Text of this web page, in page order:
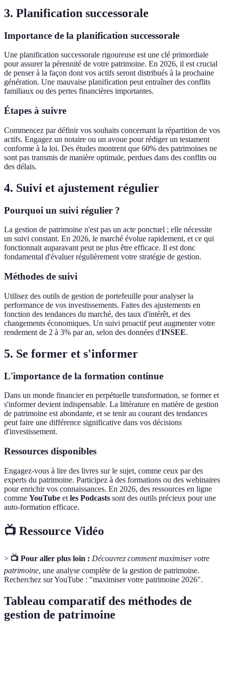
3. Planification successorale
Importance de la planification successorale
Une planification successorale rigoureuse est une clé primordiale
pour assurer la pérennité de votre patrimoine. En 2026, il est crucial
de penser à la façon dont vos actifs seront distribués à la prochaine
génération. Une mauvaise planification peut entraîner des conflits
familiaux ou des pertes financières importantes.
Étapes à suivre
Commencez par définir vos souhaits concernant la répartition de vos
actifs. Engagez un notaire ou un avoue pour rédiger un testament
conforme à la loi. Des études montrent que 60% des patrimoines ne
sont pas transmis de manière optimale, perdues dans des conflits ou
des délais.
4. Suivi et ajustement régulier
Pourquoi un suivi régulier ?
La gestion de patrimoine n'est pas un acte ponctuel ; elle nécessite
un suivi constant. En 2026, le marché évolue rapidement, et ce qui
fonctionnait auparavant peut ne plus être efficace. Il est donc
fondamental d'évaluer régulièrement votre stratégie de gestion.
Méthodes de suivi
Utilisez des outils de gestion de portefeuille pour analyser la
performance de vos investissements. Faites des ajustements en
fonction des tendances du marché, des taux d'intérêt, et des
changements économiques. Un suivi proactif peut augmenter votre
rendement de 2 à 3% par an, selon des données d'INSEE.
5. Se former et s'informer
L'importance de la formation continue
Dans un monde financier en perpétuelle transformation, se former et
s'informer devient indispensable. La littérature en matière de gestion
de patrimoine est abondante, et se tenir au courant des tendances
peut faire une différence significative dans vos décisions
d'investissement.
Ressources disponibles
Engagez-vous à lire des livres sur le sujet, comme ceux par des
experts du patrimoine. Participez à des formations ou des webinaires
pour enrichir vos connaissances. En 2026, des ressources en ligne
comme YouTube et les Podcasts sont des outils précieux pour une
auto-formation efficace.
📺 Ressource Vidéo
> 📺 Pour aller plus loin : Découvrez comment maximiser votre
patrimoine, une analyse complète de la gestion de patrimoine.
Recherchez sur YouTube : "maximiser votre patrimoine 2026".
Tableau comparatif des méthodes de
gestion de patrimoine